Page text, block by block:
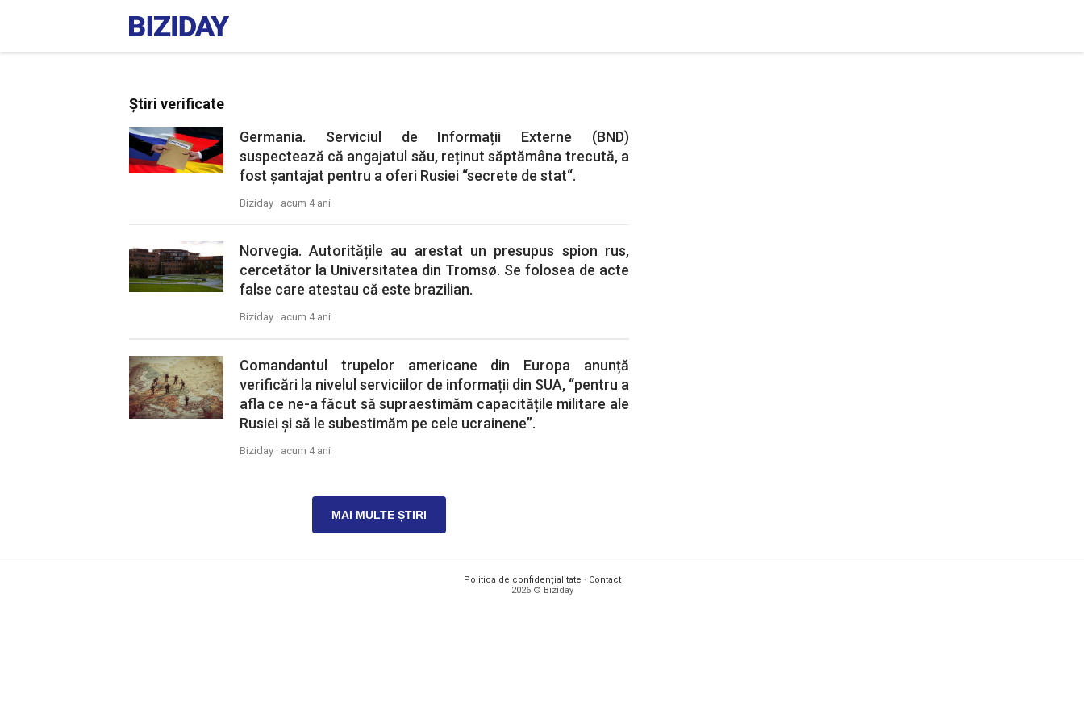
Știri verificate
Germania. Serviciul de Informații Externe (BND)
suspectează că angajatul său, reținut săptămâna trecută, a
fost șantajat pentru a oferi Rusiei “secrete de stat“.
Biziday · acum 4 ani
Norvegia. Autoritățile au arestat un presupus spion rus,
cercetător la Universitatea din Tromsø. Se folosea de acte
false care atestau că este brazilian.
Biziday · acum 4 ani
Comandantul trupelor americane din Europa anunță
verificări la nivelul serviciilor de informații din SUA, “pentru a
afla ce ne-a făcut să supraestimăm capacitățile militare ale
Rusiei și să le subestimăm pe cele ucrainene”.
Biziday · acum 4 ani
MAI MULTE ȘTIRI
Politica de confidențialitate · Contact
2026 © Biziday